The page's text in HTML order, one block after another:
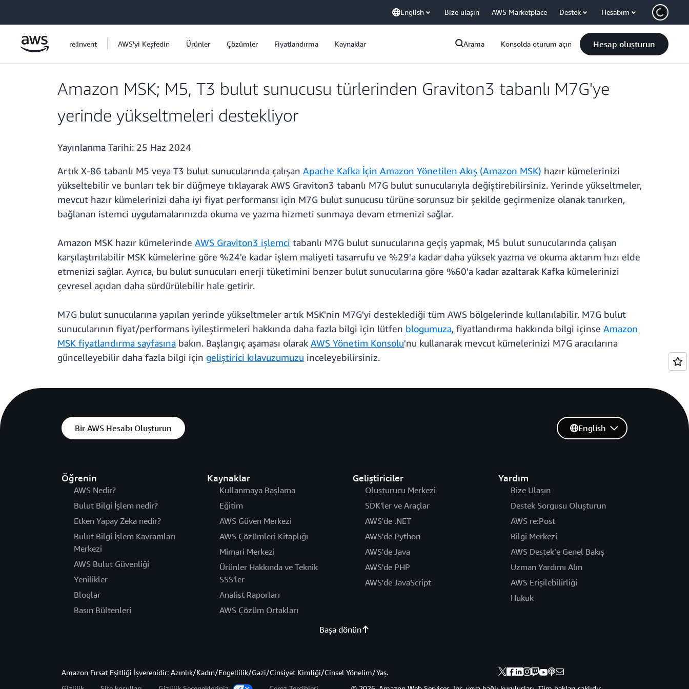
English Bize ulaşın AWS Marketplace Destek Hesabım
re:Invent AWS'yi Keşfedin Ürünler Çözümler Fiyatlandırma Kaynaklar Arama Konsolda oturum açın Hesap oluşturun
Amazon MSK; M5, T3 bulut sunucusu türlerinden Graviton3 tabanlı M7G'ye
yerinde yükseltmeleri destekliyor
Yayınlanma Tarihi: 25 Haz 2024
Artık X-86 tabanlı M5 veya T3 bulut sunucularında çalışan Apache Kafka İçin Amazon Yönetilen Akış (Amazon MSK) hazır kümelerinizi
yükseltebilir ve bunları tek bir düğmeye tıklayarak AWS Graviton3 tabanlı M7G bulut sunucularıyla değiştirebilirsiniz. Yerinde yükseltmeler,
mevcut hazır kümelerinizi daha iyi fiyat performansı için M7G bulut sunucusu türüne sorunsuz bir şekilde geçirmenize olanak tanırken,
bağlanan istemci uygulamalarınızda okuma ve yazma hizmeti sunmaya devam etmenizi sağlar.
Amazon MSK hazır kümelerinde AWS Graviton3 işlemci tabanlı M7G bulut sunucularına geçiş yapmak, M5 bulut sunucularında çalışan
karşılaştırılabilir MSK kümelerine göre %24'e kadar işlem maliyeti tasarrufu ve %29'a kadar daha yüksek yazma ve okuma aktarım hızı elde
etmenizi sağlar. Ayrıca, bu bulut sunucuları enerji tüketimini benzer bulut sunucularına göre %60'a kadar azaltarak Kafka kümelerinizi
çevresel açıdan daha sürdürülebilir hale getirir.
M7G bulut sunucularına yapılan yerinde yükseltmeler artık MSK'nin M7G'yi desteklediği tüm AWS bölgelerinde kullanılabilir. M7G bulut
sunucularının fiyat/performans iyileştirmeleri hakkında daha fazla bilgi için lütfen blogumuza, fiyatlandırma hakkında bilgi içinse Amazon
MSK fiyatlandırma sayfasına bakın. Başlangıç aşaması olarak AWS Yönetim Konsolu'nu kullanarak mevcut kümelerinizi M7G aracılarına
güncelleyebilir daha fazla bilgi için geliştirici kılavuzumuzu inceleyebilirsiniz.
Bir AWS Hesabı Oluşturun
Öğrenin
AWS Nedir?
Bulut Bilgi İşlem nedir?
Etken Yapay Zeka nedir?
Bulut Bilgi İşlem Kavramları
Merkezi
AWS Bulut Güvenliği
Yenilikler
Bloglar
Basın Bültenleri
Kaynaklar
Kullanmaya Başlama
Eğitim
AWS Güven Merkezi
AWS Çözümleri Kitaplığı
Mimari Merkezi
Ürünler Hakkında ve Teknik
SSS'ler
Analist Raporları
AWS Çözüm Ortakları
Geliştiriciler
Oluşturucu Merkezi
SDK'ler ve Araçlar
AWS'de .NET
AWS'de Python
AWS'de Java
AWS'de PHP
AWS'de JavaScript
Yardım
Bize Ulaşın
Destek Sorgusu Oluşturun
AWS re:Post
Bilgi Merkezi
AWS Destek’e Genel Bakış
Uzman Yardımı Alın
AWS Erişilebilirliği
Hukuk
English
Başa dönün
Amazon Fırsat Eşitliği İşverenidir: Azınlık/Kadın/Engellilik/Gazi/Cinsiyet Kimliği/Cinsel Yönelim/Yaş.